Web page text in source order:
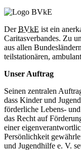
DerBVkE ist ein
Caritasverbandes. Zu
aus allen
teilstationären,
Unser Auftrag
Seinen zentralen
dass Kinder und
förderliche Lebens-
das Recht auf
einer
Persönlichkeit
und Jugendhilfe e. V.